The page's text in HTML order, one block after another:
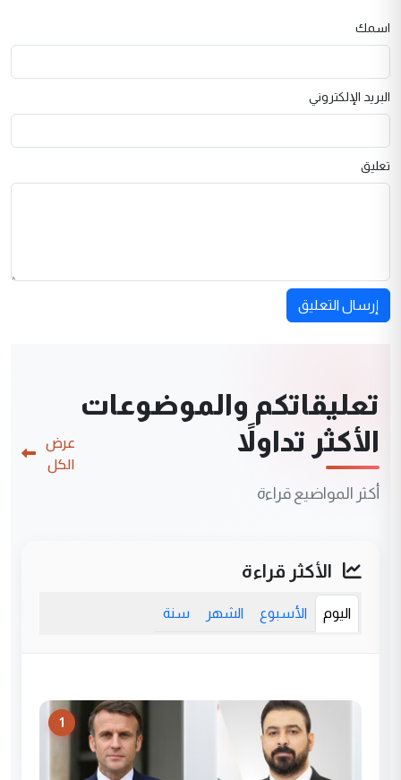
اسمك
البريد الإلكتروني
تعليق
إرسال التعليق
تعليقاتكم والموضوعات
الأكثر تداولاً
أكثر المواضيع قراءة
عرض
الكل
الأكثر قراءة
اليوم الأسبوع الشهر سنة
1